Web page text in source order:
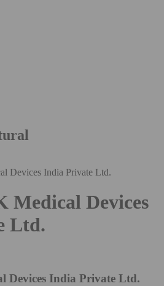
Devices India Private Ltd.
Devices
Ltd.
Devices India Private Ltd.